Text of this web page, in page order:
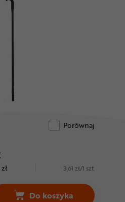
Porównaj
zł 3,61 zł/1 szt.
Do koszyka